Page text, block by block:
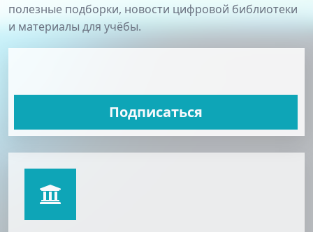
полезные подборки, новости цифровой библиотеки
и материалы для учёбы.
Подписаться